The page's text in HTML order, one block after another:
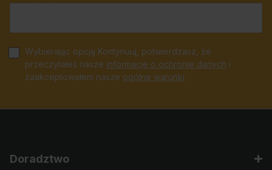
Wybierając opcję Kontynuuj, potwierdzasz, że
przeczytałeś nasze informacje o ochronie danych i
zaakceptowałem nasze ogólne warunki.
Doradztwo